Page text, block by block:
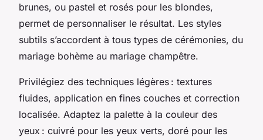
brunes, ou pastel et rosés pour les blondes,
permet de personnaliser le résultat. Les styles
subtils s’accordent à tous types de cérémonies, du
mariage bohème au mariage champêtre.
Privilégiez des techniques légères : textures
fluides, application en fines couches et correction
localisée. Adaptez la palette à la couleur des
yeux : cuivré pour les yeux verts, doré pour les